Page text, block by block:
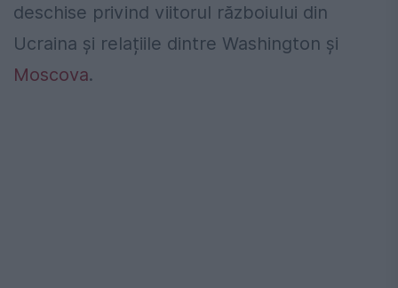
deschise privind viitorul războiului din
Ucraina și relațiile dintre Washington și
Moscova.